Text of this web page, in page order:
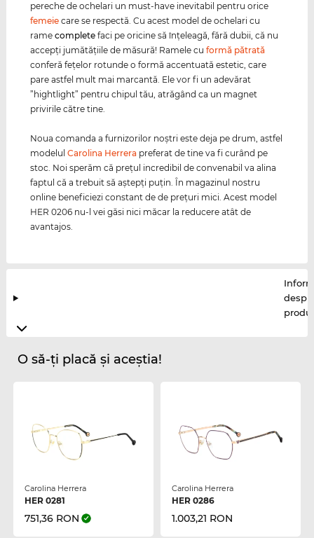
pereche de ochelari un must-have inevitabil pentru orice
femeie care se respectă. Cu acest model de ochelari cu
ramecomplete faci pe oricine să înţeleagă, fără dubii, că nu
accepţi jumătăţiile de măsură! Ramele cuformă pătrată
conferă feţelor rotunde o formă accentuată estetic, care
pare astfel mult mai marcantă. Ele vor fi un adevărat
”hightlight” pentru chipul tău, atrăgând ca un magnet
privirile către tine.
Noua comanda a furnizorilor noştri este deja pe drum, astfel
modelulCarolina Herrera preferat de tine va fi curând pe
stoc. Noi sperăm că preţul incredibil de convenabil va alina
faptul că a trebuit să aştepţi puţin. În magazinul nostru
online beneficiezi constant de de preţuri mici. Acest model
HER 0206 nu-l vei găsi nici măcar la reducere atât de
avantajos.
O să-ți placă și aceștia!
Carolina Herrera
HER 0281
751,36 RON
Carolina Herrera
HER 0286
1.003,21 RON